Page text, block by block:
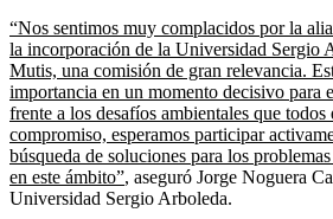
“Nos sentimos muy complacidos por la
la incorporación de la Universidad Sergio
Mutis, una comisión de gran relevancia.
importancia en un momento decisivo para
frente a los desafíos ambientales que
compromiso, esperamos participar
búsqueda de soluciones para los
en este ámbito”, aseguró Jorge Noguera
Universidad Sergio Arboleda.